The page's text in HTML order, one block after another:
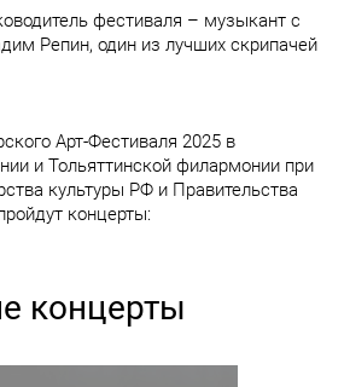
фестиваля – музыкант с
Репин, один из лучших скрипачей
Арт-Фестиваля 2025 в
и Тольяттинской филармонии при
культуры РФ и Правительства
концерты:
концерты